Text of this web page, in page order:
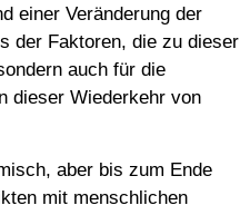
einer Veränderung der
der Faktoren, die zu dieser
auch für die
dieser Wiederkehr von
aber bis zum Ende
mit menschlichen